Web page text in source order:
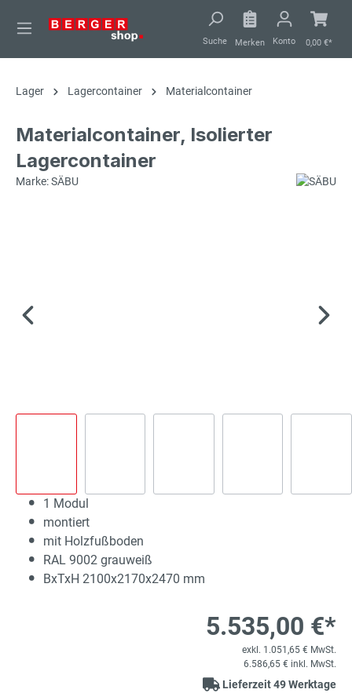
springen
Suche Merken Konto 0,00 €*
Lager Lagercontainer Materialcontainer
Materialcontainer, Isolierter
Lagercontainer
Marke: SÄBU
1 Modul
montiert
mit Holzfußboden
RAL 9002 grauweiß
BxTxH 2100x2170x2470 mm
5.535,00 €*
exkl. 1.051,65 € MwSt.
6.586,65 € inkl. MwSt.
Lieferzeit 49 Werktage